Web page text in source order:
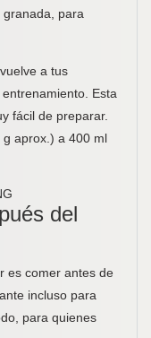
granada, para
a tus
Esta
fácil de preparar.
aprox.) a 400 ml
del
es comer antes de
incluso para
para quienes